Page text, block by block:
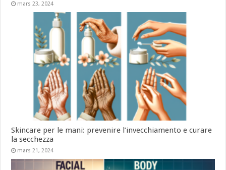
mars 23, 2024
Skincare per le mani: prevenire l’invecchiamento e curare
la secchezza
mars 21, 2024